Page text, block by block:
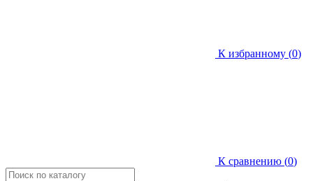
К избранному (0)
К сравнению (0)